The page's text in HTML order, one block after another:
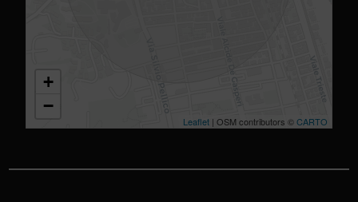
+
−
Leaflet| OSM contributors ©CARTO